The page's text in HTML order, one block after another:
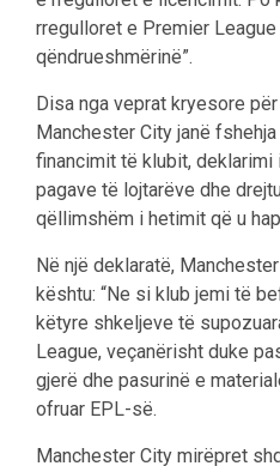
rregulloret e Premier
qëndrueshmërinë”.
Disa nga veprat kryesore
Manchester City janë
financimit të klubit, deklarimi
pagave të lojtarëve dhe
qëllimshëm i hetimit që u
Në një deklaratë,
kështu: “Ne si klub jemi të
këtyre shkeljeve të
League, veçanërisht duke
gjerë dhe pasurinë e
ofruar EPL-së.
Manchester City mirëpret